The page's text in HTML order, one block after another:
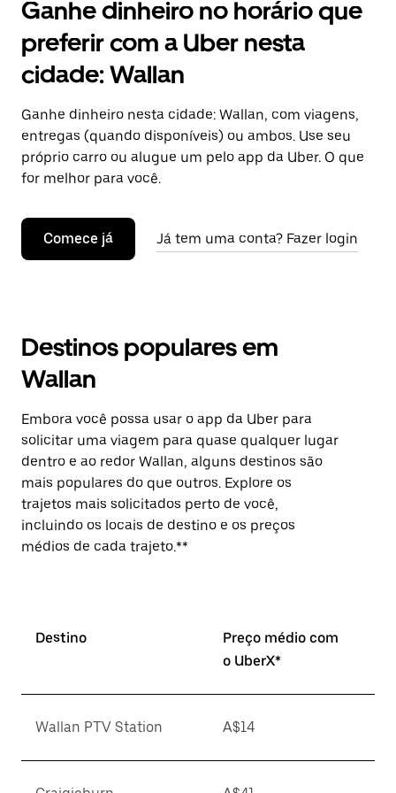
Ganhe dinheiro no horário que
preferir com a Uber nesta
cidade: Wallan
Ganhe dinheiro nesta cidade: Wallan, com viagens,
entregas (quando disponíveis) ou ambos. Use seu
próprio carro ou alugue um pelo app da Uber. O que
for melhor para você.
Comece já Já tem uma conta? Fazer login
Destinos populares em
Wallan
Embora você possa usar o app da Uber para
solicitar uma viagem para quase qualquer lugar
dentro e ao redor Wallan, alguns destinos são
mais populares do que outros. Explore os
trajetos mais solicitados perto de você,
incluindo os locais de destino e os preços
médios de cada trajeto.**
Destino
Preço médio com
o UberX*
Wallan PTV Station A$14